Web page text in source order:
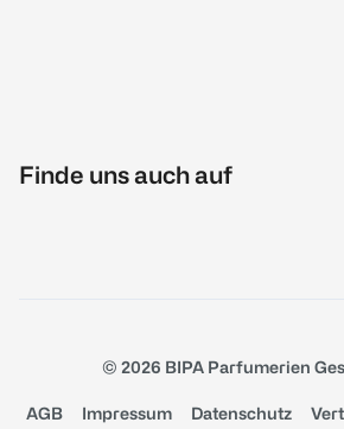
Finde uns auch auf
© 2026 BIPA Parfumerien
AGB Impressum Datenschutz